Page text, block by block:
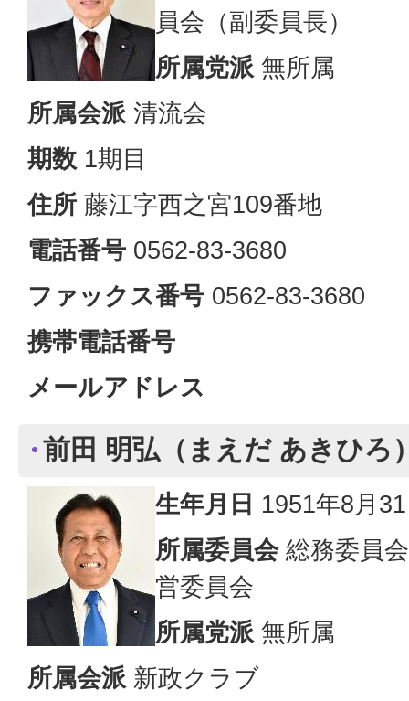
員会（副委員長）
所属党派 無所属
所属会派 清流会
期数 1期目
住所 藤江字西之宮109番地
電話番号 0562-83-3680
ファックス番号 0562-83-3680
携帯電話番号
メールアドレス
前田 明弘（まえだ あきひろ
生年月日 1951年8月
所属委員会総務委員
営委員会
所属党派 無所属
所属会派 新政クラブ